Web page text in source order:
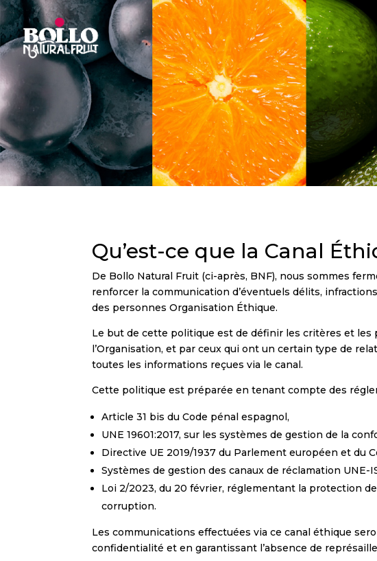
Qu’est-ce que la Canal
De Bollo Natural Fruit (ci-après, BNF), nous sommes
renforcer la communication d’éventuels délits,
des personnes Organisation Éthique.
Le but de cette politique est de définir les critères et les
l’Organisation, et par ceux qui ont un certain type de
toutes les informations reçues via le canal.
Cette politique est préparée en tenant compte des
Article 31 bis du Code pénal espagnol,
UNE 19601:2017, sur les systèmes de gestion de la
Directive UE 2019/1937 du Parlement européen et du
Systèmes de gestion des canaux de réclamation UNE-
Loi 2/2023, du 20 février, réglementant la protection
corruption.
Les communications effectuées via ce canal éthique
confidentialité et en garantissant l’absence de